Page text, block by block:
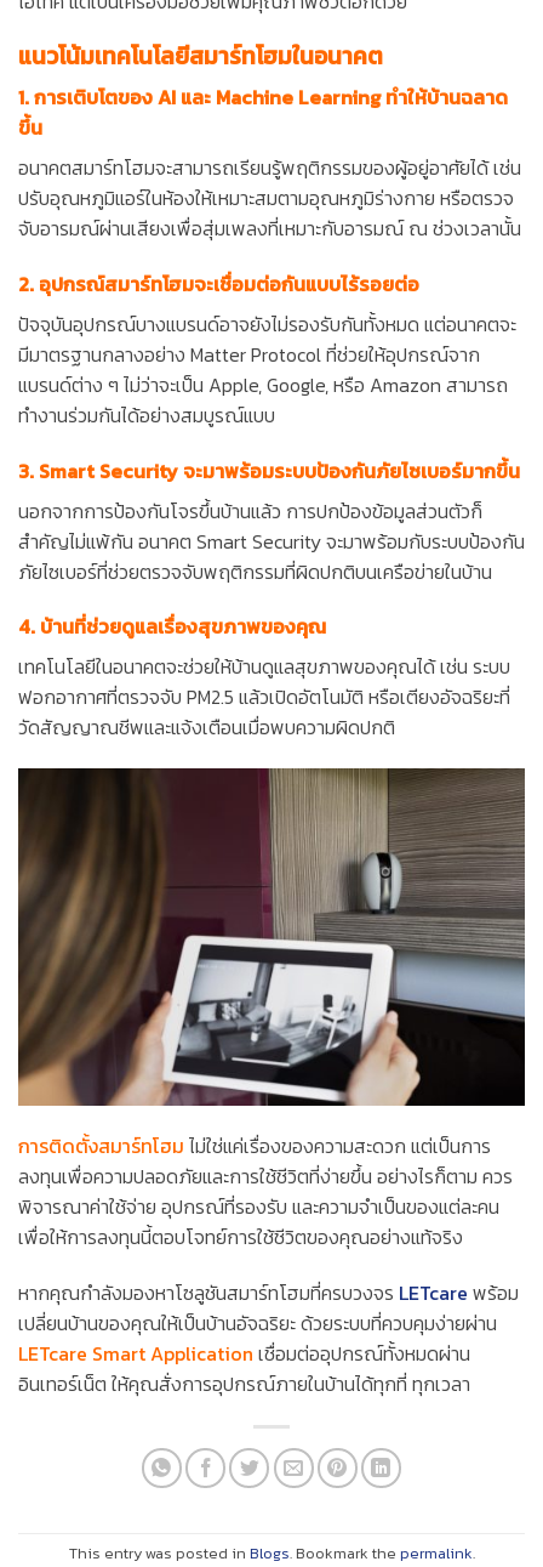
แนวโน้มเทคโนโลยีสมาร์ทโฮมในอนาคต
1. การเติบโตของ AI และ Machine Learning ทำให้บ้านฉลาด
ขึ้น
อนาคตสมาร์ทโฮมจะสามารถเรียนรู้พฤติกรรมของผู้อยู่อาศัยได้ เช่น
ปรับอุณหภูมิแอร์ในห้องให้เหมาะสมตามอุณหภูมิร่างกาย หรือตรวจ
จับอารมณ์ผ่านเสียงเพื่อสุ่มเพลงที่เหมาะกับอารมณ์ ณ ช่วงเวลานั้น
2. อุปกรณ์สมาร์ทโฮมจะเชื่อมต่อกันแบบไร้รอยต่อ
ปัจจุบันอุปกรณ์บางแบรนด์อาจยังไม่รองรับกันทั้งหมด แต่อนาคตจะ
มีมาตรฐานกลางอย่าง Matter Protocol ที่ช่วยให้อุปกรณ์จาก
แบรนด์ต่าง ๆ ไม่ว่าจะเป็น Apple, Google, หรือ Amazon สามารถ
ทำงานร่วมกันได้อย่างสมบูรณ์แบบ
3. Smart Security จะมาพร้อมระบบป้องกันภัยไซเบอร์มากขึ้น
นอกจากการป้องกันโจรขึ้นบ้านแล้ว การปกป้องข้อมูลส่วนตัวก็
สำคัญไม่แพ้กัน อนาคต Smart Security จะมาพร้อมกับระบบป้องกัน
ภัยไซเบอร์ที่ช่วยตรวจจับพฤติกรรมที่ผิดปกติบนเครือข่ายในบ้าน
4. บ้านที่ช่วยดูแลเรื่องสุขภาพของคุณ
เทคโนโลยีในอนาคตจะช่วยให้บ้านดูแลสุขภาพของคุณได้ เช่น ระบบ
ฟอกอากาศที่ตรวจจับ PM2.5 แล้วเปิดอัตโนมัติ หรือเตียงอัจฉริยะที่
วัดสัญญาณชีพและแจ้งเตือนเมื่อพบความผิดปกติ
การติดตั้งสมาร์ทโฮม ไม่ใช่แค่เรื่องของความสะดวก แต่เป็นการ
ลงทุนเพื่อความปลอดภัยและการใช้ชีวิตที่ง่ายขึ้น อย่างไรก็ตาม ควร
พิจารณาค่าใช้จ่าย อุปกรณ์ที่รองรับ และความจำเป็นของแต่ละคน
เพื่อให้การลงทุนนี้ตอบโจทย์การใช้ชีวิตของคุณอย่างแท้จริง
หากคุณกำลังมองหาโซลูชันสมาร์ทโฮมที่ครบวงจร LETcare พร้อม
เปลี่ยนบ้านของคุณให้เป็นบ้านอัจฉริยะ ด้วยระบบที่ควบคุมง่ายผ่าน
LETcare Smart Application เชื่อมต่ออุปกรณ์ทั้งหมดผ่าน
อินเทอร์เน็ต ให้คุณสั่งการอุปกรณ์ภายในบ้านได้ทุกที่ ทุกเวลา
This entry was posted in Blogs. Bookmark the permalink.